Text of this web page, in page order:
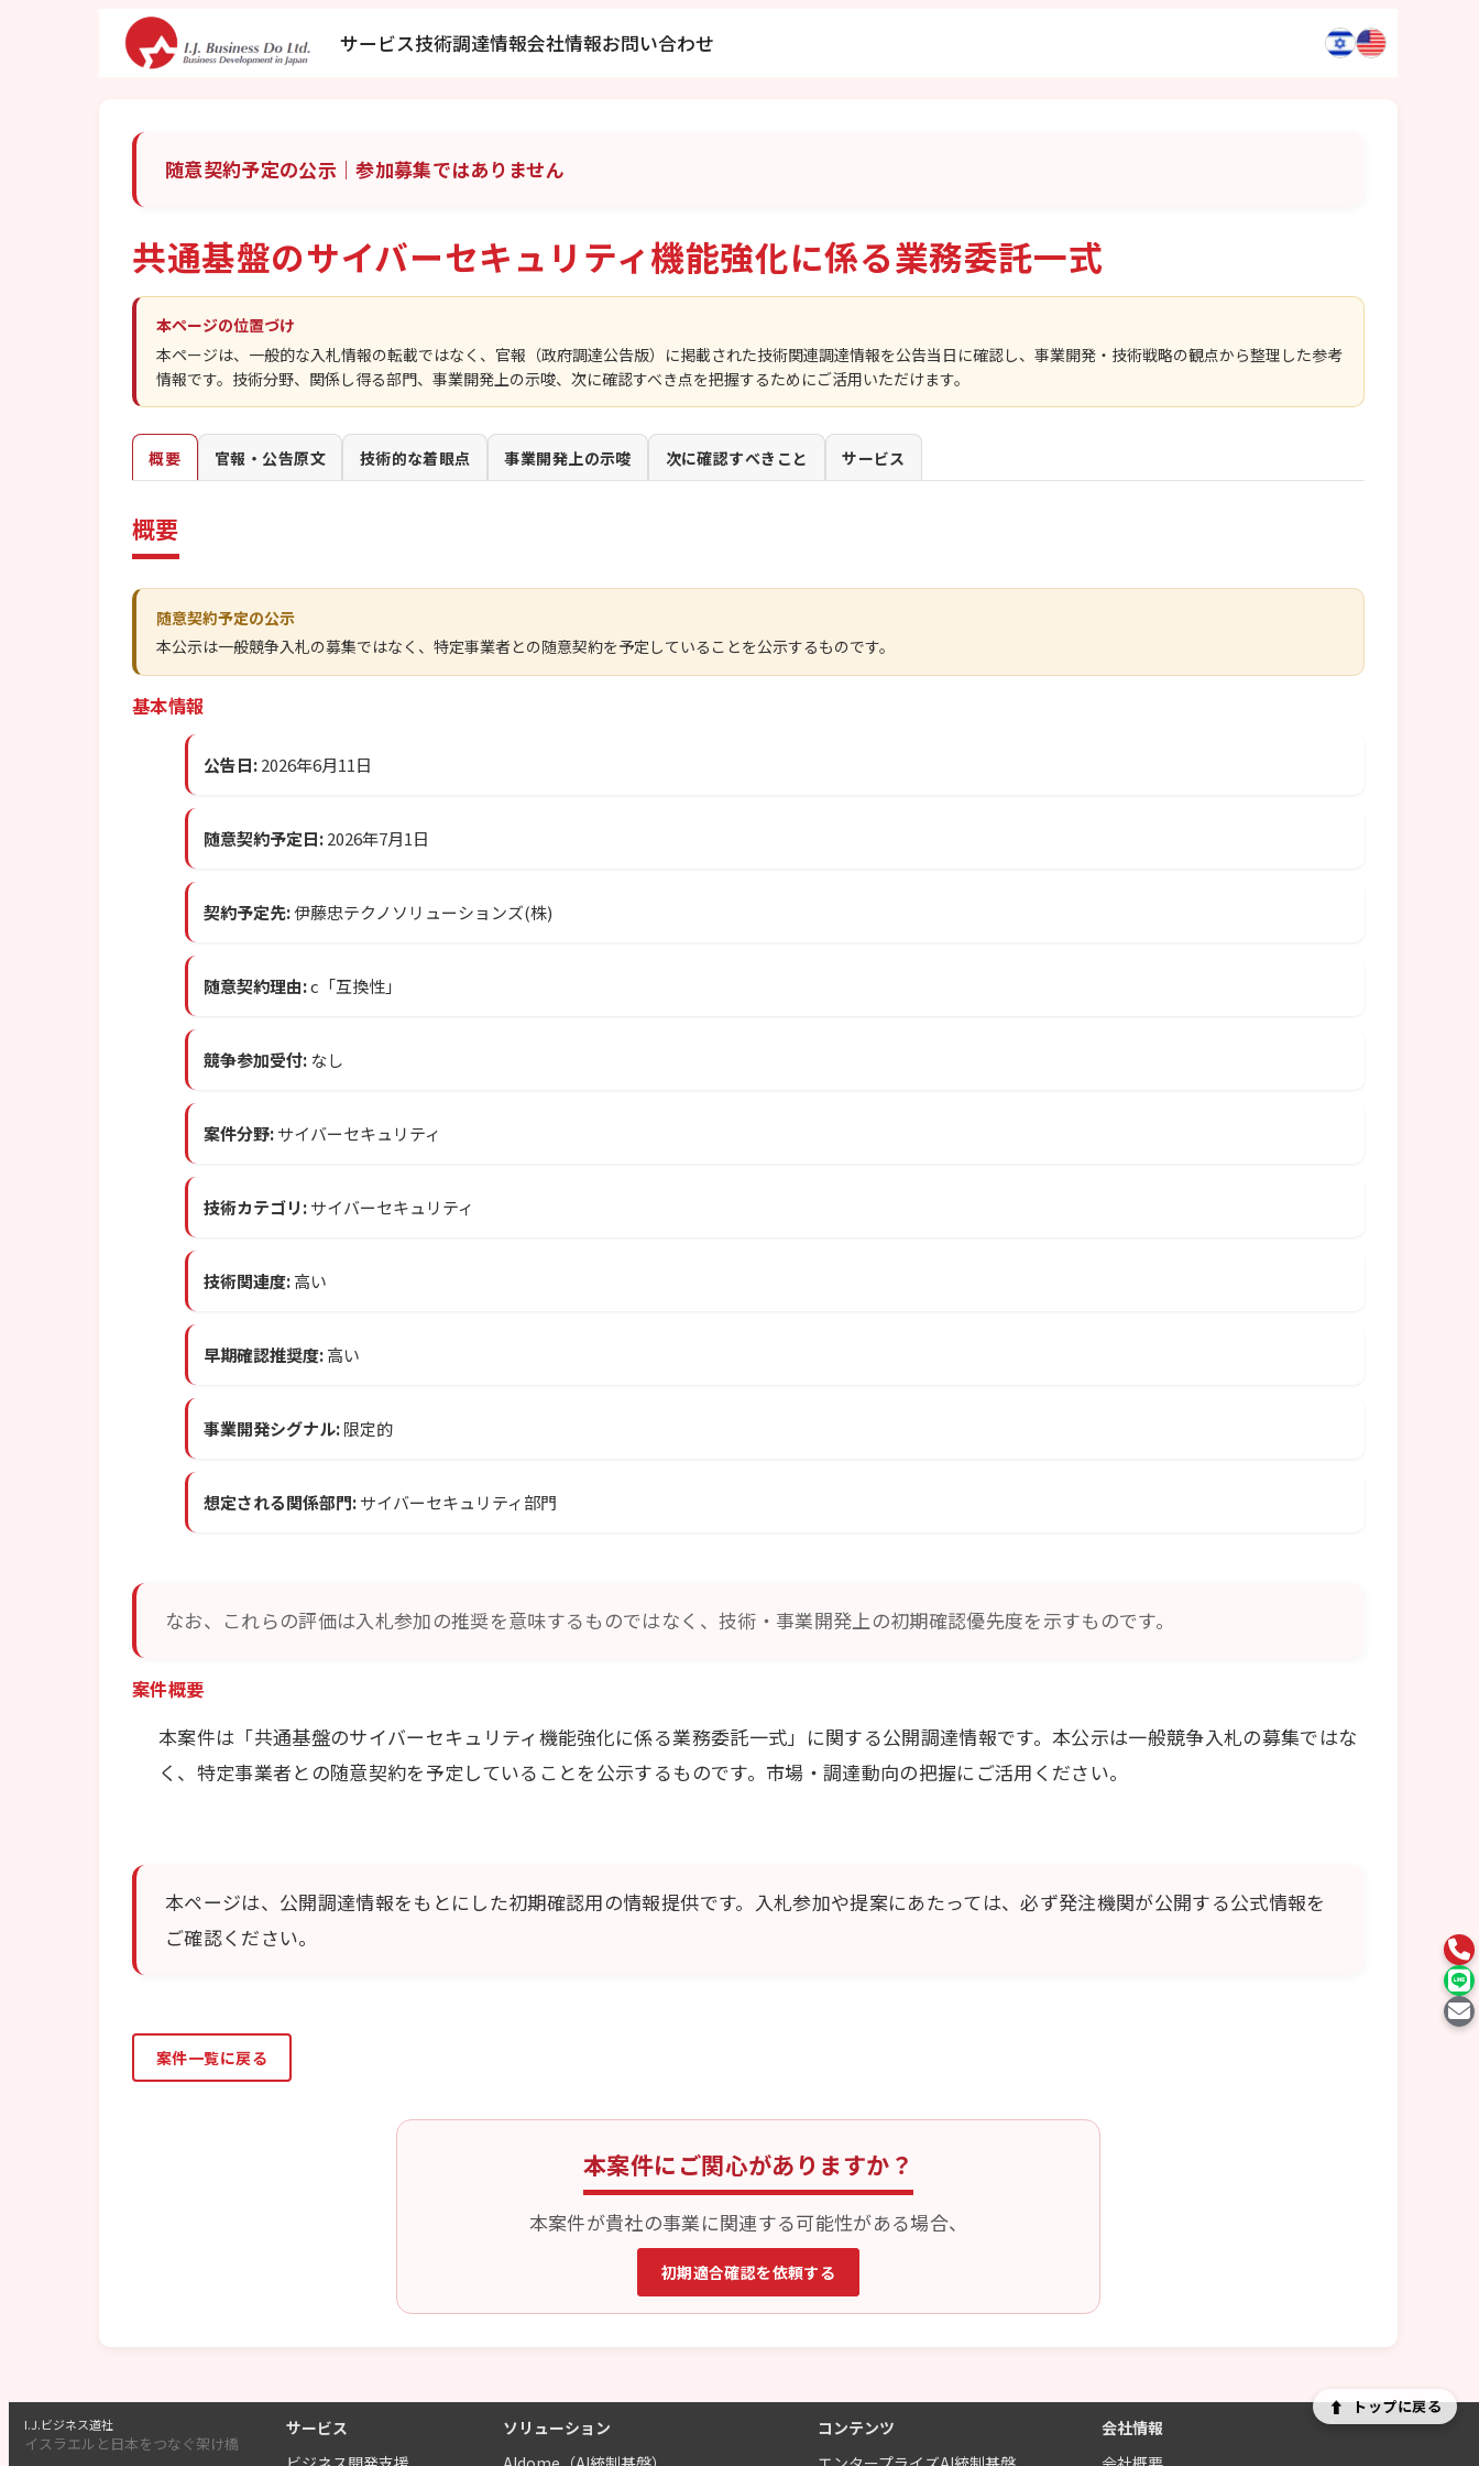
サービス技術調達情報会社情報お問い合わせ
随意契約予定の公示｜参加募集ではありません
共通基盤のサイバーセキュリティ機能強化に係る業務委託一式
本ページの位置づけ
本ページは、一般的な入札情報の転載ではなく、官報（政府調達公告版）に掲載された技術関連調達情報を公告当日に確認し、事業開発・技術戦略の観点から整理した参考
情報です。技術分野、関係し得る部門、事業開発上の示唆、次に確認すべき点を把握するためにご活用いただけます。
概要 官報・公告原文 技術的な着眼点 事業開発上の示唆 次に確認すべきこと サービス
概要
随意契約予定の公示
本公示は一般競争入札の募集ではなく、特定事業者との随意契約を予定していることを公示するものです。
基本情報
公告日:2026年6月11日
随意契約予定日:2026年7月1日
契約予定先:伊藤忠テクノソリューションズ(株)
随意契約理由:c「互換性」
競争参加受付: なし
案件分野:サイバーセキュリティ
技術カテゴリ:サイバーセキュリティ
技術関連度:高い
早期確認推奨度:高い
事業開発シグナル:限定的
想定される関係部門:サイバーセキュリティ部門
なお、これらの評価は入札参加の推奨を意味するものではなく、技術・事業開発上の初期確認優先度を示すものです。
案件概要
本案件は「共通基盤のサイバーセキュリティ機能強化に係る業務委託一式」に関する公開調達情報です。本公示は一般競争入札の募集ではな
く、特定事業者との随意契約を予定していることを公示するものです。市場・調達動向の把握にご活用ください。
本ページは、公開調達情報をもとにした初期確認用の情報提供です。入札参加や提案にあたっては、必ず発注機関が公開する公式情報を
ご確認ください。
案件一覧に戻る
本案件にご関心がありますか？
本案件が貴社の事業に関連する可能性がある場合、
初期適合確認を依頼する
⬆ トップに戻る
I.J.ビジネス道社
イスラエルと日本をつなぐ架け橋
サービス
ソリューション
コンテンツ
会社情報